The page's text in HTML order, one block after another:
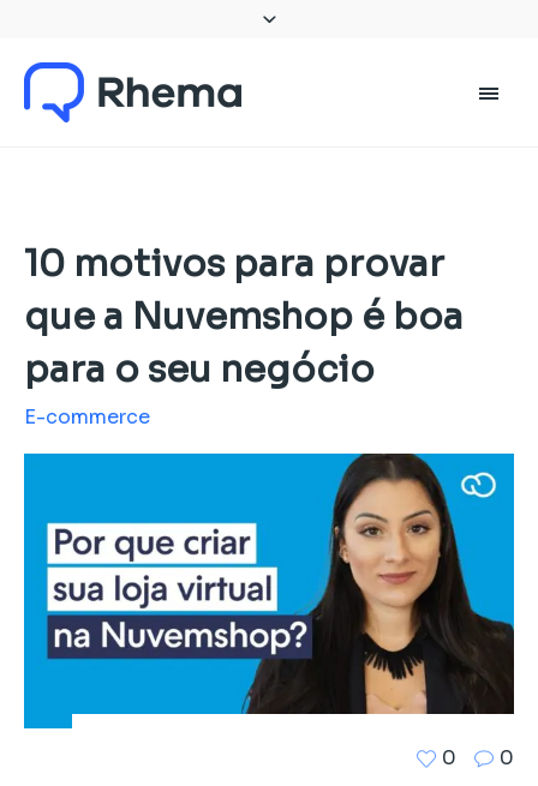
10 motivos para provar
que a Nuvemshop é boa
para o seu negócio
E-commerce
0 0